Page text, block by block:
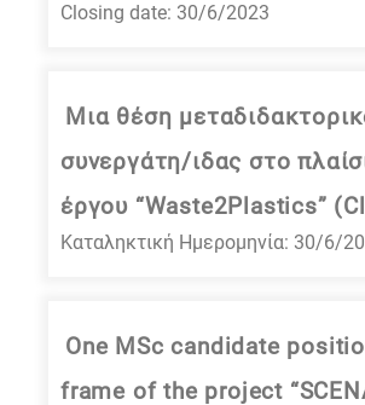
Closing date: 30/6/2023
Μια θέση
συνεργάτη/ιδας στο
έργου “Waste2Plastics”
Καταληκτική Ημερομηνία: 30/6/
One MSc candidate
frame of the project